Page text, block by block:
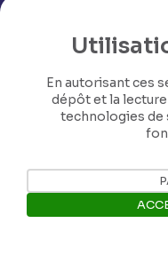
Le site web du musée
En autorisant ces
dépôt et la
technologies de